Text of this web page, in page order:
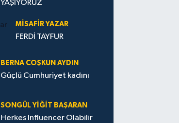
YAŞIYORUZ
MISAFIR YAZAR
FERDİ TAYFUR
BERNA COŞKUN AYDIN
Güçlü Cumhuriyet kadını
SONGÜL YIĞIT BAŞARAN
Herkes Influencer Olabilir